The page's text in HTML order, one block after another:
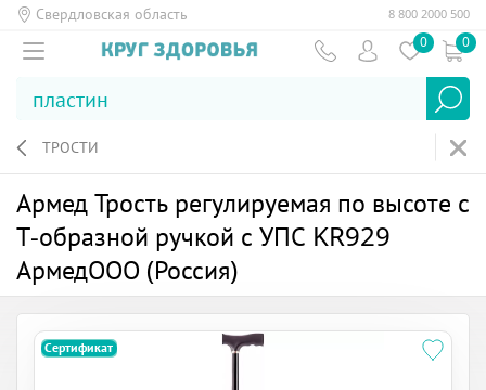
Свердловская область 8 800 2000 500
0 0
ТРОСТИ
Армед Трость регулируемая по высоте с
Т-образной ручкой с УПС KR929
АрмедООО (Россия)
Сертификат